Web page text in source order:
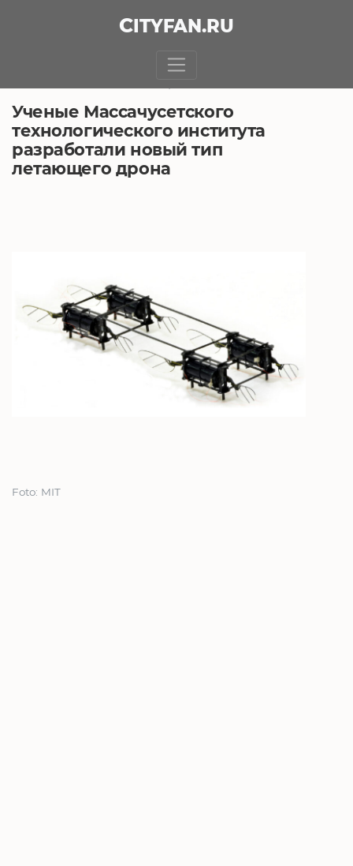
CITYFAN.RU
Ученые Массачусетского
технологического института
разработали новый тип
летающего дрона
Foto: MIT